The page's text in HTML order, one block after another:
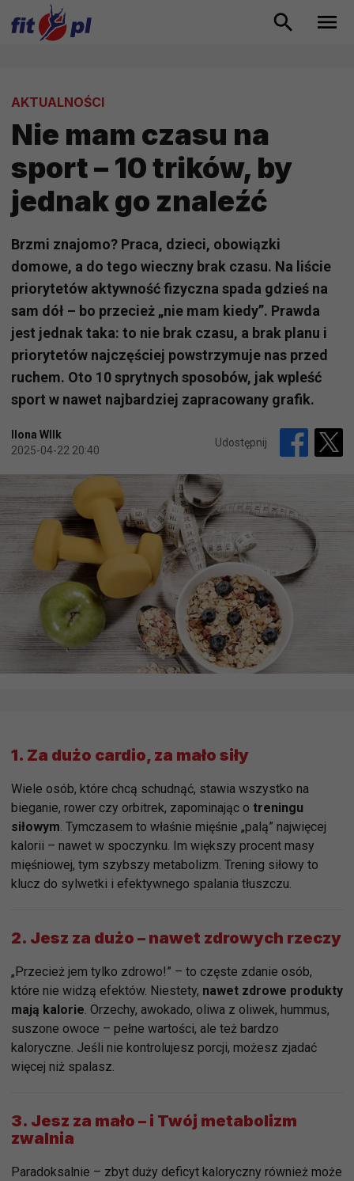
AKTUALNOŚCI
Nie mam czasu na
sport – 10 trików, by
jednak go znaleźć
Brzmi znajomo? Praca, dzieci, obowiązki
domowe, a do tego wieczny brak czasu. Na liście
priorytetów aktywność fizyczna spada gdzieś na
sam dół – bo przecież „nie mam kiedy”. Prawda
jest jednak taka: to nie brak czasu, a brak planu i
priorytetów najczęściej powstrzymuje nas przed
ruchem. Oto 10 sprytnych sposobów, jak wpleść
sport w nawet najbardziej zapracowany grafik.
Ilona WIlk
2025-04-22 20:40
Udostępnij
1. Za dużo cardio, za mało siły
Wiele osób, które chcą schudnąć, stawia wszystko na
bieganie, rower czy orbitrek, zapominając o treningu
siłowym. Tymczasem to właśnie mięśnie „palą” najwięcej
kalorii – nawet w spoczynku. Im większy procent masy
mięśniowej, tym szybszy metabolizm. Trening siłowy to
klucz do sylwetki i efektywnego spalania tłuszczu.
2. Jesz za dużo – nawet zdrowych rzeczy
„Przecież jem tylko zdrowo!” – to częste zdanie osób,
które nie widzą efektów. Niestety, nawet zdrowe produkty
mają kalorie. Orzechy, awokado, oliwa z oliwek, hummus,
suszone owoce – pełne wartości, ale też bardzo
kaloryczne. Jeśli nie kontrolujesz porcji, możesz zjadać
więcej niż spalasz.
3. Jesz za mało – i Twój metabolizm
zwalnia
Paradoksalnie – zbyt duży deficyt kaloryczny również może